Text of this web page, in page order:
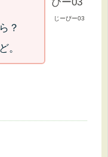
じーぴー03
？
。